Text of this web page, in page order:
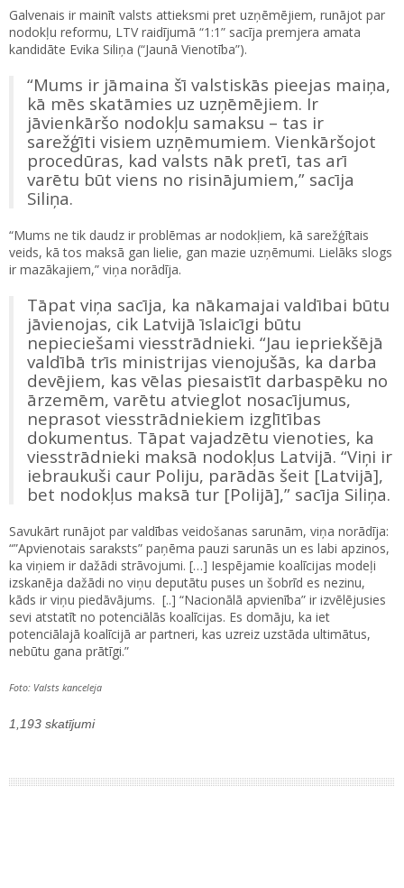
Galvenais ir mainīt valsts attieksmi pret uzņēmējiem, runājot par
nodokļu reformu, LTV raidījumā “1:1” sacīja premjera amata
kandidāte Evika Siliņa (“Jaunā Vienotība”).
“Mums ir jāmaina šī valstiskās pieejas maiņa,
kā mēs skatāmies uz uzņēmējiem. Ir
jāvienkāršo nodokļu samaksu – tas ir
sarežģīti visiem uzņēmumiem. Vienkāršojot
procedūras, kad valsts nāk pretī, tas arī
varētu būt viens no risinājumiem,” sacīja
Siliņa.
“Mums ne tik daudz ir problēmas ar nodokļiem, kā sarežģītais
veids, kā tos maksā gan lielie, gan mazie uzņēmumi. Lielāks slogs
ir mazākajiem,” viņa norādīja.
Tāpat viņa sacīja, ka nākamajai valdībai būtu
jāvienojas, cik Latvijā īslaicīgi būtu
nepieciešami viesstrādnieki. “Jau iepriekšējā
valdībā trīs ministrijas vienojušās, ka darba
devējiem, kas vēlas piesaistīt darbaspēku no
ārzemēm, varētu atvieglot nosacījumus,
neprasot viesstrādniekiem izglītības
dokumentus. Tāpat vajadzētu vienoties, ka
viesstrādnieki maksā nodokļus Latvijā. “Viņi ir
iebraukuši caur Poliju, parādās šeit [Latvijā],
bet nodokļus maksā tur [Polijā],” sacīja Siliņa.
Savukārt runājot par valdības veidošanas sarunām, viņa norādīja:
“”Apvienotais saraksts” paņēma pauzi sarunās un es labi apzinos,
ka viņiem ir dažādi strāvojumi. […] Iespējamie koalīcijas modeļi
izskanēja dažādi no viņu deputātu puses un šobrīd es nezinu,
kāds ir viņu piedāvājums. [..] “Nacionālā apvienība” ir izvēlējusies
sevi atstatīt no potenciālās koalīcijas. Es domāju, ka iet
potenciālajā koalīcijā ar partneri, kas uzreiz uzstāda ultimātus,
nebūtu gana prātīgi.”
Foto: Valsts kanceleja
1,193 skatījumi